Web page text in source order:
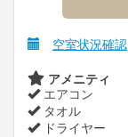
空室状況確認
アメニティ
エアコン
タオル
ドライヤー